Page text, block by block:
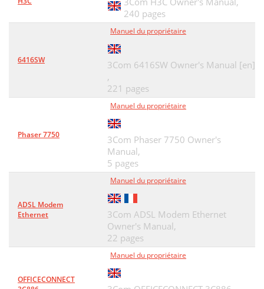
240 pages
6416SW
Manuel du propriétaire
3Com 6416SW Owner's Manual [en]
,
221 pages
Phaser 7750
Manuel du propriétaire
3Com Phaser 7750 Owner's
Manual,
5 pages
ADSL Modem
Ethernet
Manuel du propriétaire
3Com ADSL Modem Ethernet
Owner's Manual,
22 pages
OFFICECONNECT
Manuel du propriétaire